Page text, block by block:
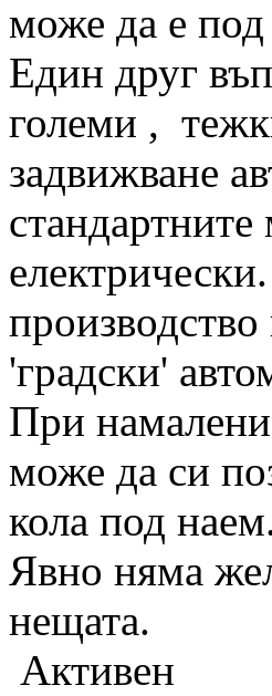
може да е
Един друг
големи ,
задвижване
'градски'
При
може да си
кола под
Явно няма
нещата.
Активен